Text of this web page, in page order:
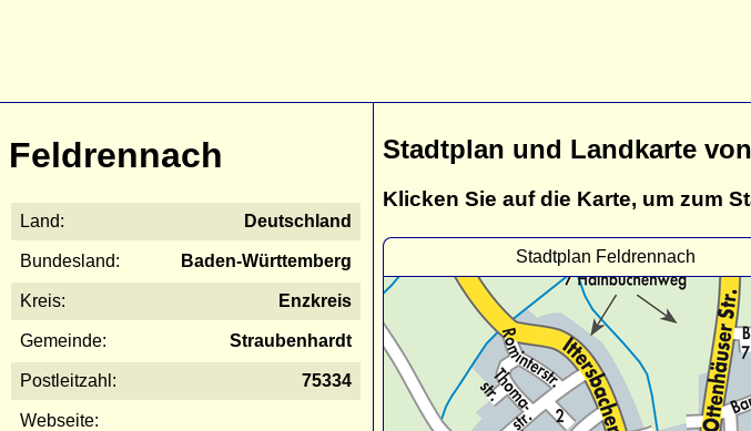
Feldrennach
Land: Deutschland
Bundesland: Baden-Württemberg
Kreis: Enzkreis
Gemeinde: Straubenhardt
Postleitzahl: 75334
Webseite:
Stadtplan und Landkarte
Klicken Sie auf die Karte, um zum
Stadtplan Feldrennach